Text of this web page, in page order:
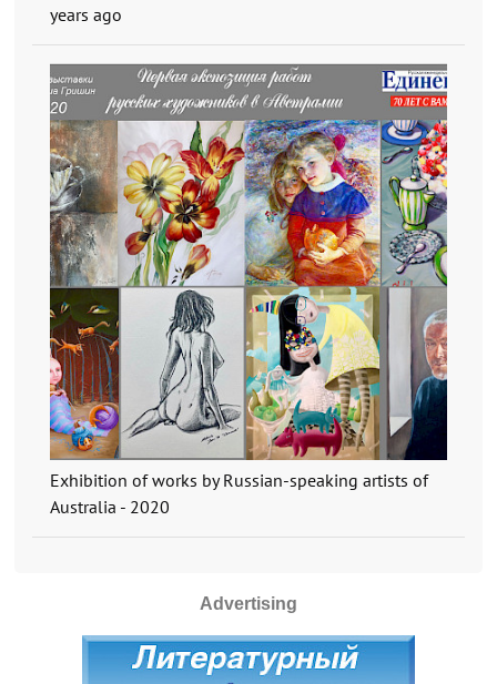
years ago
Exhibition of works by Russian-speaking artists of
Australia - 2020
Advertising